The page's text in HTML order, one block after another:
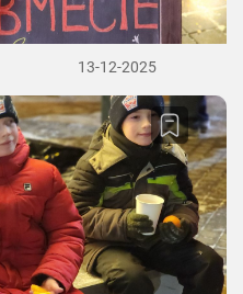
13-12-2025